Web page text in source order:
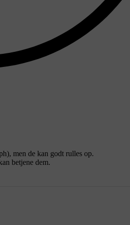
men de kan godt rulles op.
betjene dem.